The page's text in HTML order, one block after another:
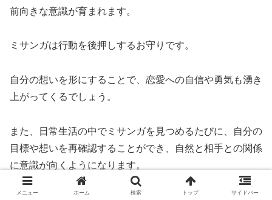
前向きな意識が育まれます。
ミサンガは行動を後押しするお守りです。
自分の想いを形にすることで、恋愛への自信や勇気も湧き
上がってくるでしょう。
また、日常生活の中でミサンガを見つめるたびに、自分の
目標や想いを再確認することができ、自然と相手との関係
に意識が向くようになります。
メニュー ホーム 検索 トップ サイドバー